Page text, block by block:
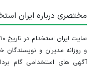
مختصری درباره ایران
و روزانه مدیران و
آگهی های استخدامی گام